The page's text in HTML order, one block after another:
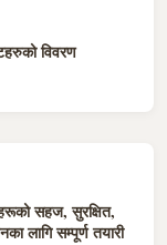
विवरण
सहज, सुरक्षित,
लागि सम्पूर्ण तयारी